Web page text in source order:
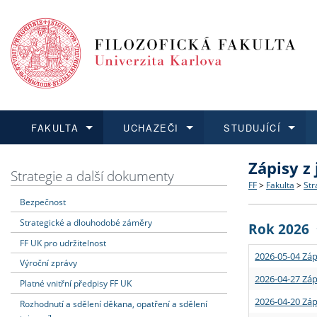
FAKULTA
Dozvědět se více
Struktura
Strategie
Podpora
UCHAZEČI
Podat přihlášku
Co
Učitelské
STUDUJÍCÍ
Dozvědět se více
Rigorózní
Dozvědět se více
O vědě a
Granty a
Dozvědět se více
Aktuální
Strategie a další dokumenty
Bezpečnost
Strategické a dlouhodobé záměry
FF UK pro udržitelnost
Výroční zprávy
Platné vnitřní předpisy FF UK
Rozhodnutí a sdělení děkana, opatření a sdělení
Zápisy
FF > Fakulta >
Rok 2026
2026-05-04
2026-04-27
2026-04-20